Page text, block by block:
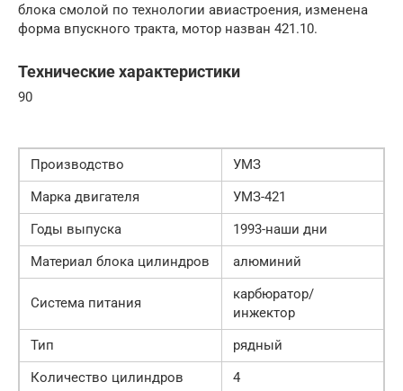
блока смолой по технологии авиастроения, изменена
форма впускного тракта, мотор назван 421.10.
Технические характеристики
90
Производство
УМЗ
Марка двигателя
УМЗ-421
Годы выпуска
1993-наши дни
Материал блока цилиндров
алюминий
Система питания
карбюратор/
инжектор
Тип
рядный
Количество цилиндров
4